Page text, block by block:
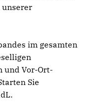
unserer
im gesamten
und Vor-Ort-
Sie